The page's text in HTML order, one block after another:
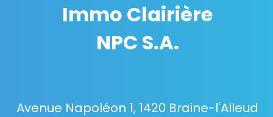
Immo Clairière
NPC S.A.
Avenue Napoléon 1, 1420 Braine-l'Alleud